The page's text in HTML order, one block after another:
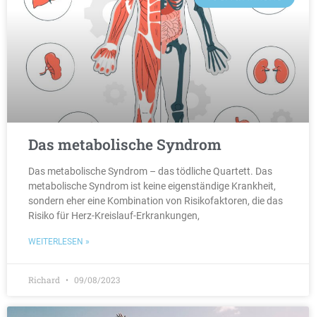
Das metabolische Syndrom
Das metabolische Syndrom – das tödliche Quartett. Das
metabolische Syndrom ist keine eigenständige Krankheit,
sondern eher eine Kombination von Risikofaktoren, die das
Risiko für Herz-Kreislauf-Erkrankungen,
WEITERLESEN »
Richard 09/08/2023